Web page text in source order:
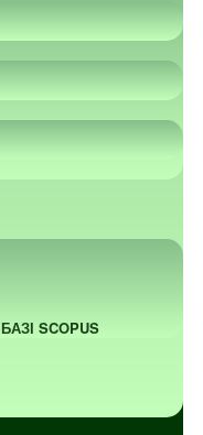
SCOPUS